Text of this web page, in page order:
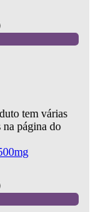
tem várias
na página do